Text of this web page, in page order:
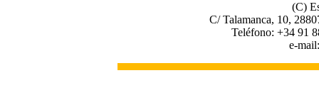
(C)
C/ Talamanca, 10,
Teléfono: +34 91
e-